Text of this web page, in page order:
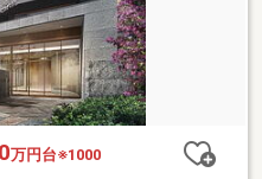
万円台※1000